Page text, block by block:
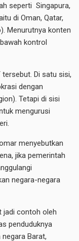
seperti Singapura,
di Oman, Qatar,
Menurutnya konten
kontrol
Di satu sisi,
dengan
Tetapi di sisi
mengurusi
menyebutkan
jika pemerintah
negara-negara
jadi contoh oleh
penduduknya
Barat,